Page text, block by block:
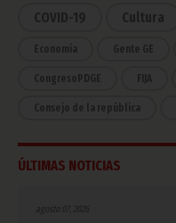
COVID-19 Cultura
Economía Gente GE
CongresoPDGE FIJA
Consejo de la república
ÚLTIMAS NOTICIAS
agosto 07, 2026